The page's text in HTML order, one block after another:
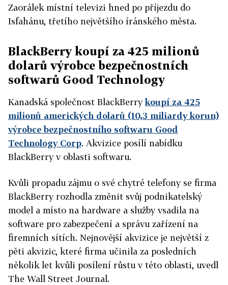
Zaorálek místní televizi hned po příjezdu do
Isfahánu, třetího největšího íránského města.
BlackBerry koupí za 425 milionů
dolarů výrobce bezpečnostních
softwarů Good Technology
Kanadská společnost BlackBerrykoupí za 425
milionů amerických dolarů (10,3 miliardy korun)
výrobce bezpečnostního softwaru Good
Technology Corp. Akvizice posílí nabídku
BlackBerry v oblasti softwaru.
Kvůli propadu zájmu o své chytré telefony se firma
BlackBerry rozhodla změnit svůj podnikatelský
model a místo na hardware a služby vsadila na
software pro zabezpečení a správu zařízení na
firemních sítích. Nejnovější akvizice je největší z
pěti akvizic, které firma učinila za posledních
několik let kvůli posílení růstu v této oblasti, uvedl
The Wall Street Journal.